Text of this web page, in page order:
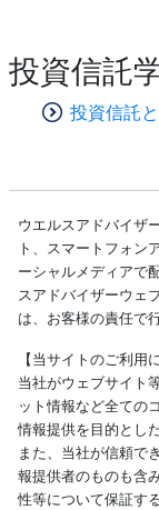
投資信託
投資信託
ウエルスアドバイザ
ト、スマートフォン
ーシャルメディアで
スアドバイザーウェ
は、お客様の責任で
【当サイトのご利用
当社がウェブサイト
ット情報など全ての
情報提供を目的とし
また、当社が信頼で
報提供者のものも含
性等について保証す